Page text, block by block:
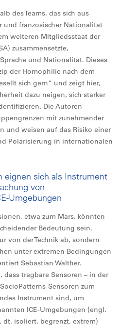
des Teams, das sich aus
und französischer Nationalität
weiteren Mitgliedsstaat der
zusammensetzte,
und Nationalität. Dieses
der Homophilie nach dem
sich gern“ und zeigt hier,
dazu neigen, sich stärker
Die Autoren
mit zunehmender
und weisen auf das Risiko einer
Polarisierung in internationalen
eignen sich als Instrument
von
Umgebungen
etwa zum Mars, könnten
Bedeutung sein.
von der Technik ab, sondern
unter extremen Bedingungen
Sebastian Walther.
dass tragbare Sensoren – in der
Sensoren zum
Instrument sind, um
ICE-Umgebungen (engl.
isoliert, begrenzt, extrem)